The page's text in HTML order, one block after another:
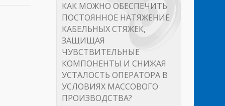
КАК МОЖНО ОБЕСПЕЧИТЬ
ПОСТОЯННОЕ НАТЯЖЕНИЕ
КАБЕЛЬНЫХ СТЯЖЕК,
ЗАЩИЩАЯ
ЧУВСТВИТЕЛЬНЫЕ
КОМПОНЕНТЫ И СНИЖАЯ
УСТАЛОСТЬ ОПЕРАТОРА В
УСЛОВИЯХ МАССОВОГО
ПРОИЗВОДСТВА?